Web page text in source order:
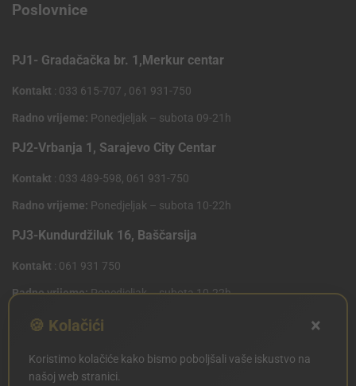
Poslovnice
PJ1- Gradačačka br. 1,Merkur centar
Kontakt : 033 615-707 , 061 931-750
Radno vrijeme: Ponedjeljak – subota 09-21h
PJ2-Vrbanja 1, Sarajevo City Centar
Kontakt : 033 489-598, 061 931-750
Radno vrijeme: Ponedjeljak – subota 10-22h
PJ3-Kundurdžiluk 16, Baščarsija
Kontakt : 061 931 750
Radno vrijeme:Ponedjeljak – subota 10-22h
PJ4 West Gate,Mostarsko raskrsce 10 (Penny Plus
Kontakt: 061 931 750
🍪 Kolačići ×
Koristimo kolačiće kako bismo poboljšali vaše iskustvo na
našoj web stranici.